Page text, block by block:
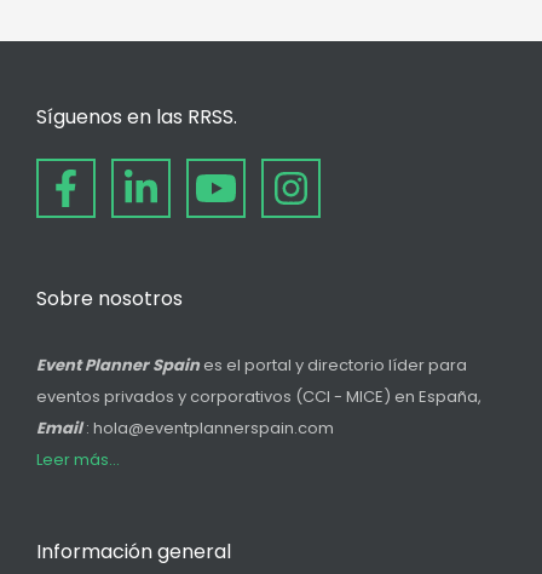
Síguenos en las RRSS.
Sobre nosotros
Event Planner Spain es el portal y directorio líder para
eventos privados y corporativos (CCI - MICE) en España,
Email: hola@eventplannerspain.com
Leer más...
Información general